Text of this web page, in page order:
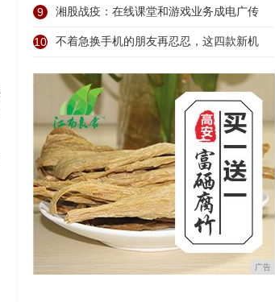
9 湘股战疫：在线课堂和游戏业务成电广传
10 不着急换手机的朋友再忍忍，这四款新机
广告